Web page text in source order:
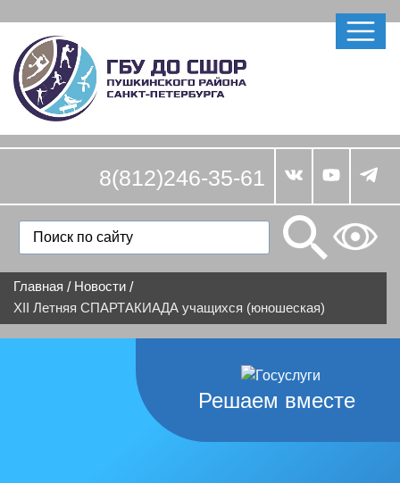
8(812)246-35-61
Главная / Новости /
XII Летняя СПАРТАКИАДА учащихся (юношеская)
Решаем вместе